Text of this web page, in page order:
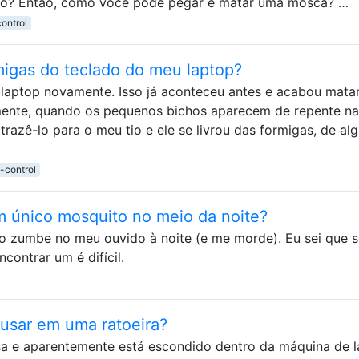
do teclado do meu laptop?
novamente. Isso já aconteceu antes e acabou
quando os pequenos bichos aparecem de repente
lo para o meu tio e ele se livrou das formigas, de
control
único mosquito no meio da noite?
zumbe no meu ouvido à noite (e me morde). Eu sei que
um é difícil.
em uma ratoeira?
e aparentemente está escondido dentro da máquina de